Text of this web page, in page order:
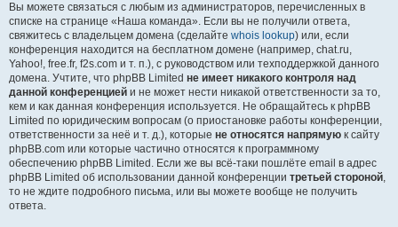
Вы можете связаться с любым из администраторов, перечисленных в
списке на странице «Наша команда». Если вы не получили ответа,
свяжитесь с владельцем домена (сделайте whois lookup) или, если
конференция находится на бесплатном домене (например, chat.ru,
Yahoo!, free.fr, f2s.com и т. п.), с руководством или техподдержкой данного
домена. Учтите, что phpBB Limited не имеет никакого контроля над
данной конференцией и не может нести никакой ответственности за то,
кем и как данная конференция используется. Не обращайтесь к phpBB
Limited по юридическим вопросам (о приостановке работы конференции,
ответственности за неё и т. д.), которые не относятся напрямую к сайту
phpBB.com или которые частично относятся к программному
обеспечению phpBB Limited. Если же вы всё-таки пошлёте email в адрес
phpBB Limited об использовании данной конференции третьей стороной,
то не ждите подробного письма, или вы можете вообще не получить
ответа.